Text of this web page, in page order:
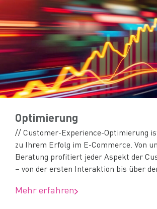
Optimierung
// Customer-Experience-Optimierung
zu Ihrem Erfolg im E-Commerce. Von
Beratung profitiert jeder Aspekt der
– von der ersten Interaktion bis über
Mehr erfahren